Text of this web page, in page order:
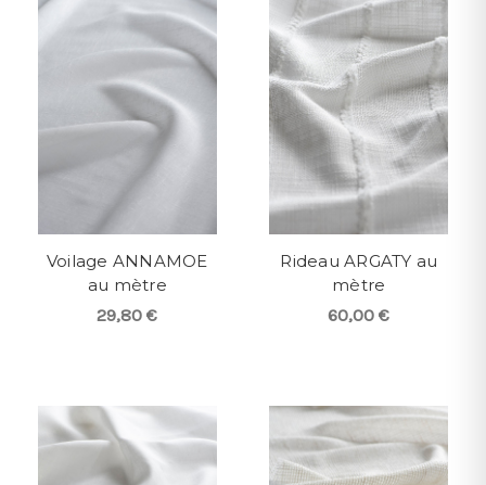
Voilage ANNAMOE
au mètre
29,80 €
Rideau ARGATY au
mètre
60,00 €